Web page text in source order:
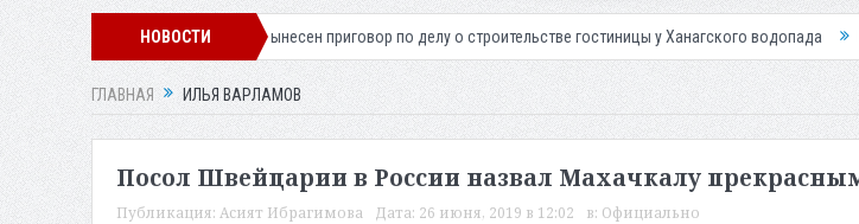
НОВОСТИ
легионера Вынесен приговор по делу о строительстве гостиницы у Ханагского водопада Власти
ГЛАВНАЯ ИЛЬЯ ВАРЛАМОВ
Посол Швейцарии в России назвал Махачкалу
Публикация: Асият Ибрагимова Дата: 26 июня, 2019 в 12:02 в: Официально